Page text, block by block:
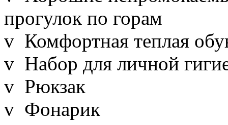
прогулок по горам
v Комфортная теплая
v Набор для личной
v Рюкзак
v Фонарик